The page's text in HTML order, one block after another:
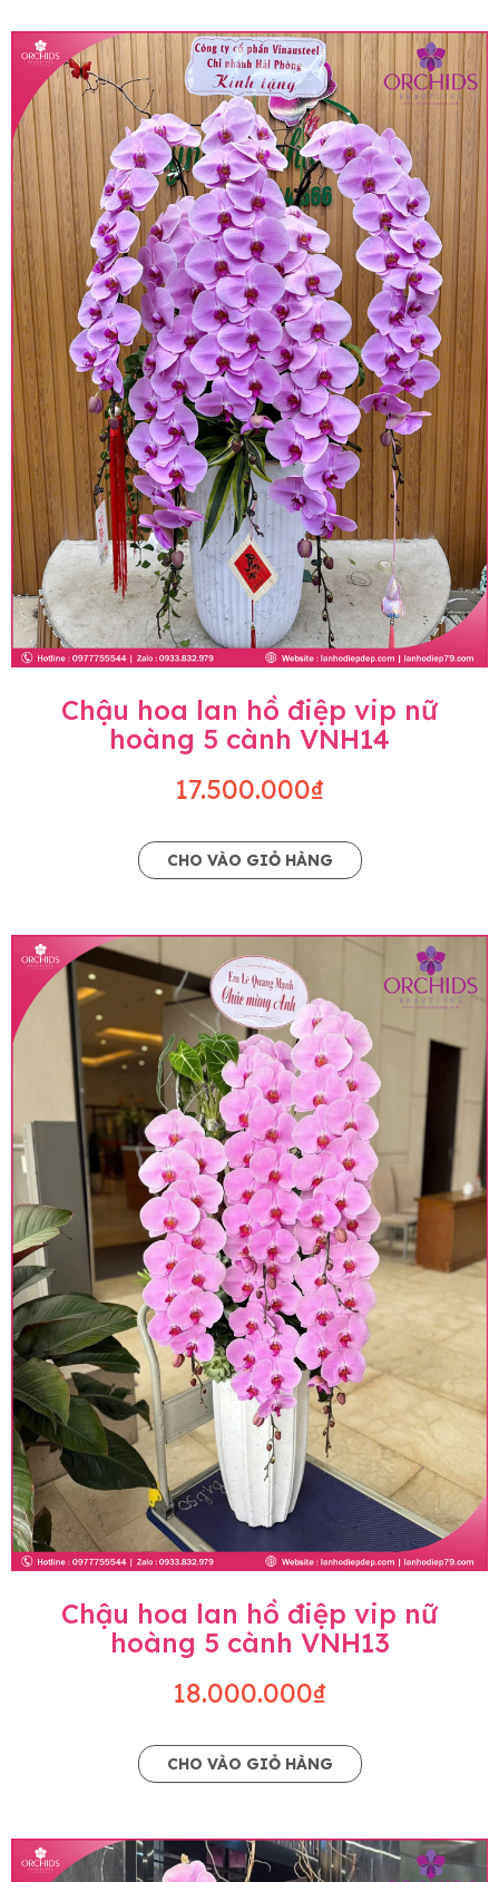
• Giá trên được miễn ship giao trong nội thành,
miễn phí in thiệp - banner theo yêu cầu khách
hàng.
• Beautiful Orchids liên kết với các cửa hàng
trên toàn quốc để phục vụ giao hoa tận nơi, mỗi
khu vực sẽ có mức giá khác nhau (tùy vào chi
phí mặt bằng, nguyên vật liệu,..) nên giá có thể sẽ
thay đổi so với giá niêm yết trên website. Khách
hàng ở Tỉnh thành khác vui lòng chủ động hỏi lại
giá trước khi đặt hàng, shop sẽ chủ động báo giá
chính xác khi có địa chỉ giao hàng cụ thể.
Chậu hoa lan hồ điệp vip nữ
hoàng 5 cành VNH14
17.500.000₫
CHO VÀO GIỎ HÀNG
Chậu hoa lan hồ điệp vip nữ
hoàng 5 cành VNH13
18.000.000₫
CHO VÀO GIỎ HÀNG